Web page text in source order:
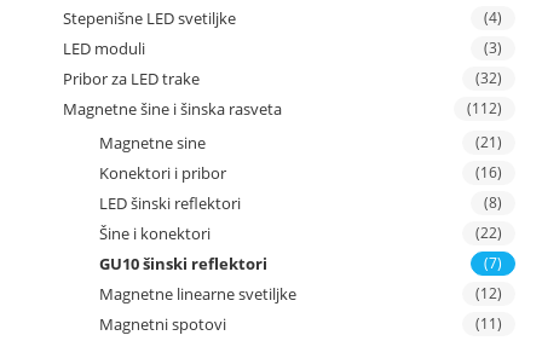
Stepenišne LED svetiljke (4)
LED moduli (3)
Pribor za LED trake (32)
Magnetne šine i šinska rasveta (112)
Magnetne sine (21)
Konektori i pribor (16)
LED šinski reflektori (8)
Šine i konektori (22)
GU10 šinski reflektori (7)
Magnetne linearne svetiljke (12)
Magnetni spotovi (11)